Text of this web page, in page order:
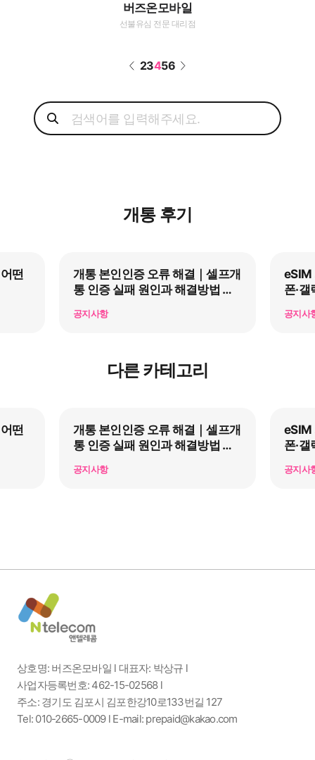
버즈온모바일
선불유심 전문 대리점
23456
개통 후기
떤
개통 본인인증 오류 해결｜셀프개
통 인증 실패 원인과 해결방법 총
공지사항
eSIM
폰·
공지사
다른 카테고리
떤
개통 본인인증 오류 해결｜셀프개
통 인증 실패 원인과 해결방법 총
공지사항
eSIM
폰·
공지사
상호명: 버즈온모바일 l 대표자: 박상규 l
사업자등록번호: 462-15-02568 l
주소: 경기도 김포시 김포한강10로133번길 127
Tel: 010-2665-0009 l E-mail: prepaid@kakao.com